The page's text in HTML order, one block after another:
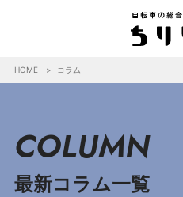
HOME コラム
COLUMN
最新コラム一覧